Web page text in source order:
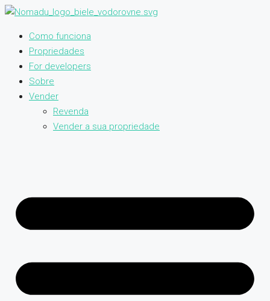
Como funciona
Propriedades
For developers
Sobre
Vender
Revenda
Vender a sua propriedade